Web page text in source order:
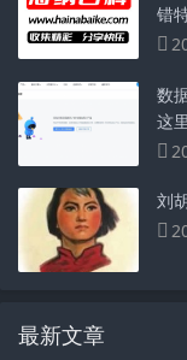
错
数
这
刘
最新文章